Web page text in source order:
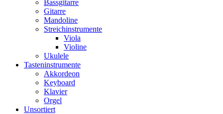
Bassgitarre
Gitarre
Mandoline
Streichinstrumente
Viola
Violine
Ukulele
Tasteninstrumente
Akkordeon
Keyboard
Klavier
Orgel
Unsortiert